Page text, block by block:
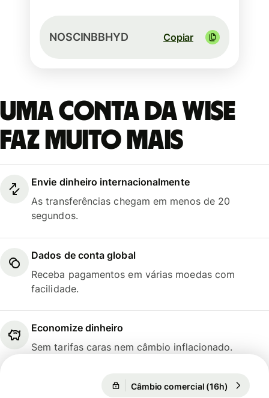
NOSCINBBHYD Copiar
Uma conta da Wise
faz muito mais
Envie dinheiro internacionalmente
As transferências chegam em menos de 20
segundos.
Dados de conta global
Receba pagamentos em várias moedas com
facilidade.
Economize dinheiro
Sem tarifas caras nem câmbio inflacionado.
Câmbio comercial (16h)